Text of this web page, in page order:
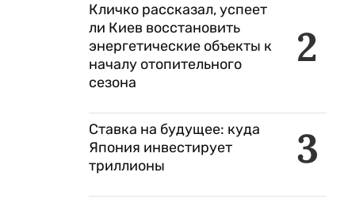
2
Кличко рассказал, успеет
ли Киев восстановить
энергетические объекты к
началу отопительного
сезона
3
Ставка на будущее: куда
Япония инвестирует
триллионы